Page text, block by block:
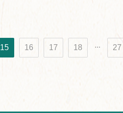
15 16 17 18 ... 27